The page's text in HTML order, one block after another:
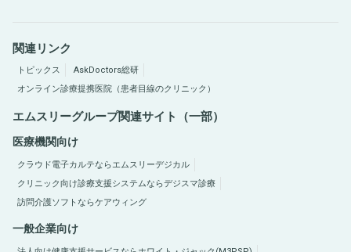
関連リンク
トピックス
AskDoctors総研
オンライン診療提携医院（患者目線のクリニック）
エムスリーグループ関連サイト（一部）
医療機関向け
クラウド電子カルテならエムスリーデジカル
クリニック向け診療支援システムならデジスマ診療
訪問介護ソフトならケアウィング
一般企業向け